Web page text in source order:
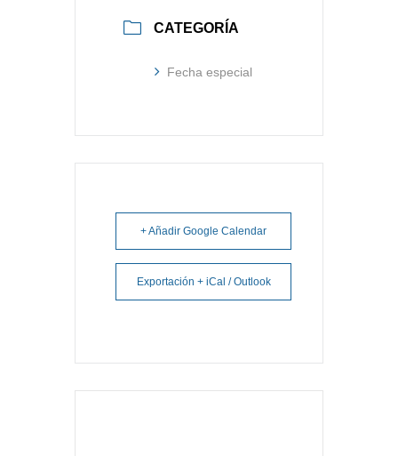
CATEGORÍA
Fecha especial
+ Añadir Google Calendar
Exportación + iCal / Outlook